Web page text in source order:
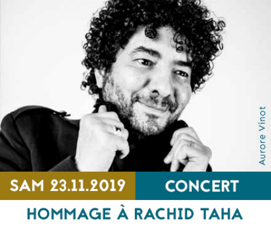
L’Algérie en mouvement vers sa liberté
RENCONTRE